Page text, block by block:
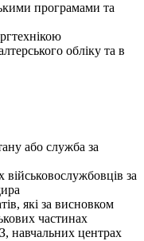
програмами та
обліку та в
або служба за
за
які за висновком
частинах
навчальних центрах